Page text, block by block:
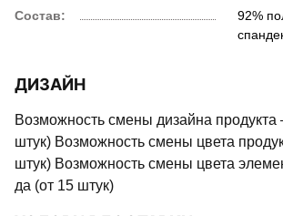
Состав:
92%
ДИЗАЙН
Возможность смены дизайна
штук) Возможность смены цвета
штук) Возможность смены цвета
да (от 15 штук)